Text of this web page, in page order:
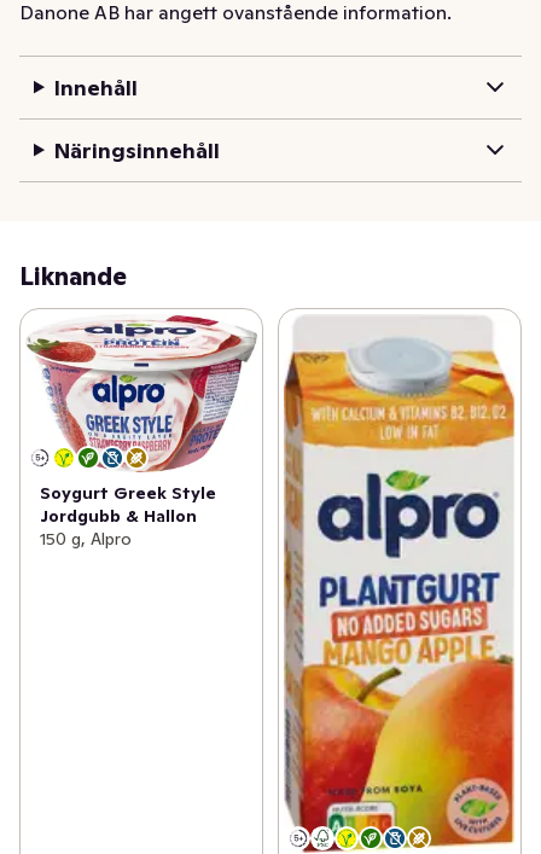
Proppfull av sojaprotein och tillsatt kalcium och
Danone AB har angett ovanstående information.
Innehåll
Näringsinnehåll
Liknande
Soygurt Greek Style
Jordgubb & Hallon
150 g, Alpro